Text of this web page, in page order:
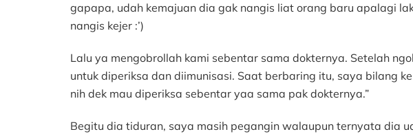
gapapa, udah kemajuan dia gak nangis liat orang baru apalagi
nangis kejer :’)
Lalu ya mengobrollah kami sebentar sama dokternya. Setelah
untuk diperiksa dan diimunisasi. Saat berbaring itu, saya bilang
nih dek mau diperiksa sebentar yaa sama pak dokternya.”
Begitu dia tiduran, saya masih pegangin walaupun ternyata dia